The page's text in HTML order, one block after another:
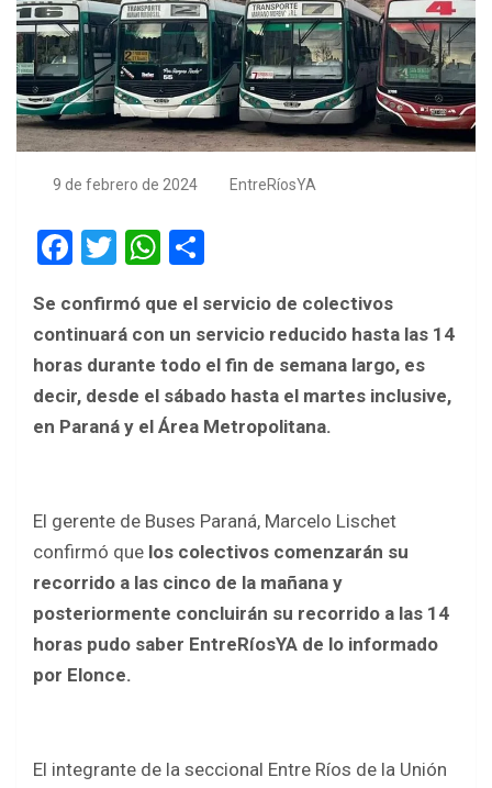
9 de febrero de 2024 EntreRíosYA
F
ce
b
o
o
T
tt
er
W
at
s
A
p
ar
e
Se confirmó que el servicio de colectivos
continuará con un servicio reducido hasta las 14
horas durante todo el fin de semana largo, es
decir, desde el sábado hasta el martes inclusive,
en Paraná y el Área Metropolitana.
El gerente de Buses Paraná, Marcelo Lischet
confirmó que los colectivos comenzarán su
recorrido a las cinco de la mañana y
posteriormente concluirán su recorrido a las 14
horas pudo saber EntreRíosYA de lo informado
por Elonce.
El integrante de la seccional Entre Ríos de la Unión